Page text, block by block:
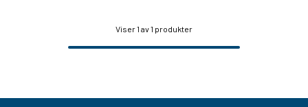
Viser1 av 1 produkter